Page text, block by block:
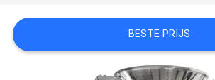
GEVALLEN
BESTE PRIJS